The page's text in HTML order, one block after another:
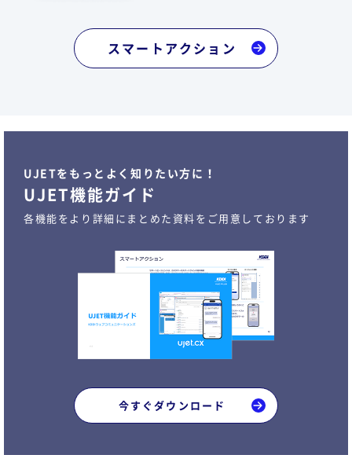
スマートアクション
UJETをもっとよく知りたい方に！
UJET機能ガイド
各機能をより詳細にまとめた資料をご用意しております
今すぐダウンロード